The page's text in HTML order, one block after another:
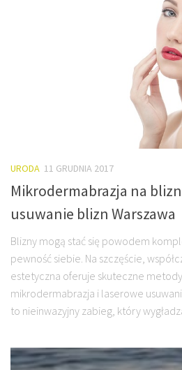
URODA 11 GRUDNIA 2017
Mikrodermabrazja na
usuwanie blizn Warszawa
Blizny mogą stać się powodem
pewność siebie. Na szczęście,
estetyczna oferuje skuteczne
mikrodermabrazja i laserowe
to nieinwazyjny zabieg, który